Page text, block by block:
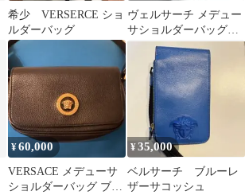
希少 VERSERCE ショ
ルダーバッグ
ヴェルサーチ メデュー
サショルダーバッグ
1002885 ショルダース
トラップ 保存袋付属
【新品未使用品】
12606R46
¥60,000
VERSACE メデューサ
ショルダーバッグ ブラ
¥35,000
ベルサーチ ブルーレ
ザーサコッシュ